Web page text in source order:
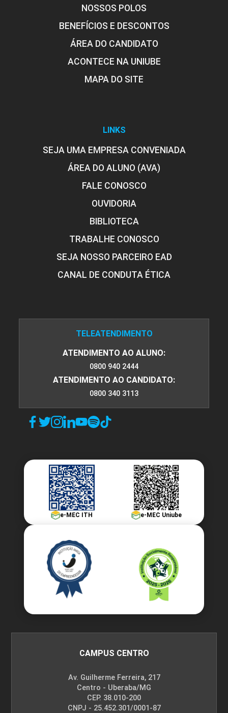
NOSSOS POLOS
BENEFÍCIOS E DESCONTOS
ÁREA DO CANDIDATO
ACONTECE NA UNIUBE
MAPA DO SITE
LINKS
SEJA UMA EMPRESA CONVENIADA
ÁREA DO ALUNO (AVA)
FALE CONOSCO
OUVIDORIA
BIBLIOTECA
TRABALHE CONOSCO
SEJA NOSSO PARCEIRO EAD
CANAL DE CONDUTA ÉTICA
TELEATENDIMENTO
ATENDIMENTO AO ALUNO:
0800 940 2444
ATENDIMENTO AO CANDIDATO:
0800 340 3113
e-MEC ITH e-MEC Uniube
CAMPUS CENTRO
Av. Guilherme Ferreira, 217
Centro - Uberaba/MG
CEP. 38.010-200
CNPJ - 25.452.301/0001-87